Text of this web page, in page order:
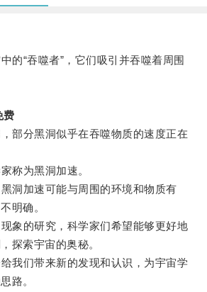
“吞噬者”，它们吸引并吞噬着周围
费
分黑洞似乎在吞噬物质的速度正在
为黑洞加速。
加速可能与周围的环境和物质有
明确。
的研究，科学家们希望能够更好地
探索宇宙的奥秘。
们带来新的发现和认识，为宇宙学
路。